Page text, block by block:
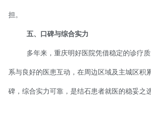
担。
五、口碑与综合实力
多年来，重庆明好医院凭借稳定的诊疗
系与良好的医患互动，在周边区域及主城区积
碑，综合实力可靠，是结石患者就医的稳妥之选